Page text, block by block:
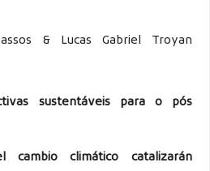
& Lucas Gabriel Troyan
sustentáveis para o pós
climático catalizarán